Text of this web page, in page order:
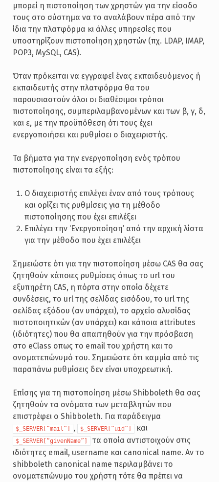
μπορεί η πιστοποίηση των χρηστών για την είσοδο
τους στο σύστημα να το αναλάβουν πέρα από την
ίδια την πλατφόρμα κι άλλες υπηρεσίες που
υποστηρίζουν πιστοποίηση χρηστών (πχ. LDAP, IMAP,
POP3, MySQL, CAS).
Όταν πρόκειται να εγγραφεί ένας εκπαιδευόμενος ή
εκπαιδευτής στην πλατφόρμα θα του
παρουσιαστούν όλοι οι διαθέσιμοι τρόποι
πιστοποίησης, συμπεριλαμβανομένων και των β, γ, δ,
και ε, με την προϋπόθεση ότι τους έχει
ενεργοποιήσει και ρυθμίσει ο διαχειριστής.
Τα βήματα για την ενεργοποίηση ενός τρόπου
πιστοποίησης είναι τα εξής:
Ο διαχειριστής επιλέγει έναν από τους τρόπους
και ορίζει τις ρυθμίσεις για τη μέθοδο
πιστοποίησης που έχει επιλέξει
Επιλέγει την ‘Ενεργοποίηση’ από την αρχική λίστα
για την μέθοδο που έχει επιλέξει
Σημειώστε ότι για την πιστοποίηση μέσω CAS θα σας
ζητηθούν κάποιες ρυθμίσεις όπως το url του
εξυπηρέτη CAS, η πόρτα στην οποία δέχετε
συνδέσεις, το url της σελίδας εισόδου, το url της
σελίδας εξόδου (αν υπάρχει), το αρχείο αλυσίδας
πιστοποιητικών (αν υπάρχει) και κάποια attributes
(ιδιότητες) που θα απαιτηθούν για την πρόσβαση
στο eClass οπως το email του χρήστη και το
ονοματεπώνυμό του. Σημειώστε ότι καμμία από τις
παραπάνω ρυθμίσεις δεν είναι υποχρεωτική.
Επίσης για τη πιστοποίηση μέσω Shibboleth θα σας
ζητηθούν τα ονόματα των μεταβλητών που
επιστρέφει ο Shibboleth. Για παράδειγμα
$_SERVER[“mail”] , $_SERVER[“uid”] και
$_SERVER[“givenName”]
τα οποία αντιστοιχούν στις
ιδιότητες email, username και canonical name. Αν το
shibboleth canonical name περιλαμβάνει το
ονοματεπώνυμο του χρήστη τότε θα πρέπει να